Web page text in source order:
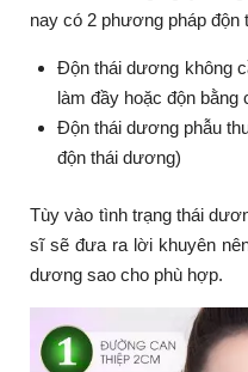
nay có 2 phương pháp độn
Độn thái dương không
làm đầy hoặc độn bằng
Độn thái dương phẫu
độn thái dương)
Tùy vào tình trạng thái
sĩ sẽ đưa ra lời khuyên
dương sao cho phù hợp.